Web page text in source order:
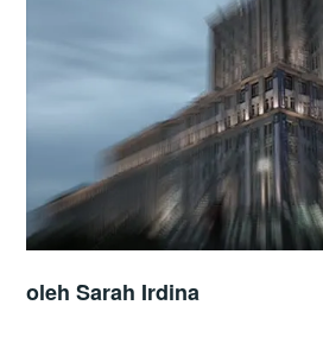
oleh Sarah Irdina